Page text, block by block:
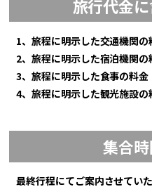
旅行代金
1、旅程に明示した交通機関の
2、旅程に明示した宿泊機関の
3、旅程に明示した食事の料金
4、旅程に明示した観光施設の
集合
最終行程にてご案内させてい